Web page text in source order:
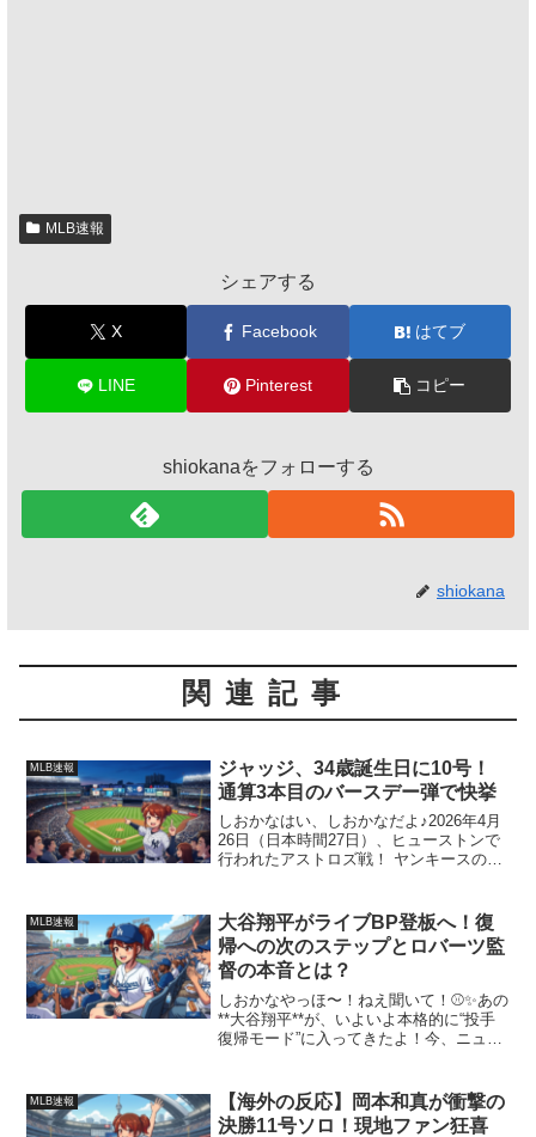
MLB速報
シェアする
X Facebook はてブ
LINE Pinterest コピー
shiokanaをフォローする
shiokana
関連記事
MLB速報
ジャッジ、34歳誕生日に10号！
通算3本目のバースデー弾で快挙
しおかなはい、しおかなだよ♪2026年4月
26日（日本時間27日）、ヒューストンで
行われたアストロズ戦！ ヤンキースのア
アーチを届けてくれたよ⚾️✨「3番・右
翼」でス...
MLB速報
大谷翔平がライブBP登板へ！復
帰への次のステップとロバーツ監
督の本音とは？
しおかなやっほ〜！ねえ聞いて！⚾✨あの
**大谷翔平**が、いよいよ本格的に“投手
復帰モード”に入ってきたよ！今、ニュー
合で、大谷は「1番・DH」でスタメン出
場なんだ...
MLB速報
【海外の反応】岡本和真が衝撃の
決勝11号ソロ！現地ファン狂喜